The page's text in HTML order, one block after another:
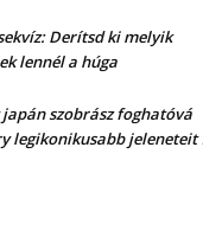
Derítsd ki melyik
lennél a húga
japán szobrász foghatóvá
legikonikusabb jeleneteit